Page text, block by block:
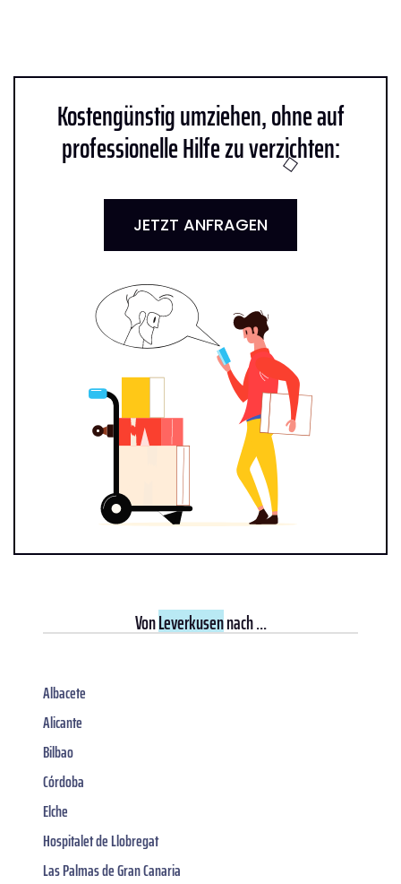
Kostengünstig umziehen, ohne auf
professionelle Hilfe zu verzichten:
JETZT ANFRAGEN
VonLeverkusennach ...
Albacete
Alicante
Bilbao
Córdoba
Elche
Hospitalet de Llobregat
Las Palmas de Gran Canaria